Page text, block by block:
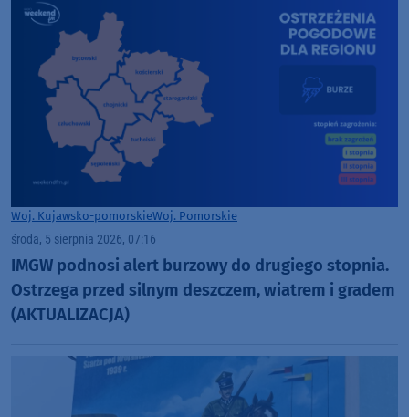
Woj. Kujawsko-pomorskieWoj. Pomorskie
środa, 5 sierpnia 2026, 07:16
IMGW podnosi alert burzowy do drugiego stopnia.
Ostrzega przed silnym deszczem, wiatrem i gradem
(AKTUALIZACJA)